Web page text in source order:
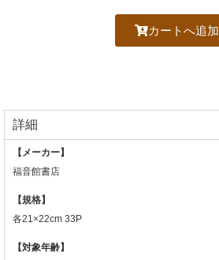
カートへ追加
詳細
【メーカー】
福音館書店
【規格】
各21×22cm 33P
【対象年齢】